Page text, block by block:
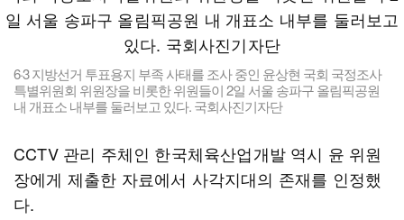
6·3 지방선거 투표용지 부족 사태를 조사 중인 윤상현 국회 국정조사
특별위원회 위원장을 비롯한 위원들이 2일 서울 송파구 올림픽공원
내 개표소 내부를 둘러보고 있다. 국회사진기자단
CCTV 관리 주체인 한국체육산업개발 역시 윤 위원
장에게 제출한 자료에서 사각지대의 존재를 인정했
다.